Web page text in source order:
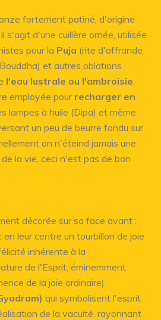
fortement patiné, d'origine
s'agit d'une cuillère ornée, utilisée
pour la Puja (rite d'offrande
et autres oblations
l'eau lustrale ou l'ambroisie
employée pour recharger en
lampes à huile (Dipa) et même
un peu de beurre fondu sur
on n'éteind jamais une
la vie, ceci n'est pas de bon
décorée sur sa face avant :
en leur centre un tourbillon de joie
inhérente à la
de l'Esprit, éminemment
de la joie ordinaire)
qui symbolisent l'esprit
de la vacuité, rayonnant